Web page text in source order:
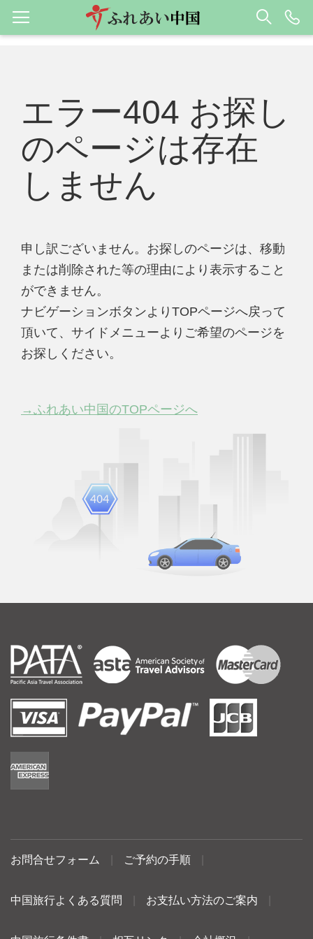
エラー404 お探し
のページは存在
しません
申し訳ございません。お探しのページは、移動
または削除された等の理由により表示すること
ができません。
ナビゲーションボタンよりTOPページへ戻って
頂いて、サイドメニューよりご希望のページを
お探しください。
→ふれあい中国のTOPページへ
お問合せフォーム ご予約の手順
中国旅行よくある質問 お支払い方法のご案内